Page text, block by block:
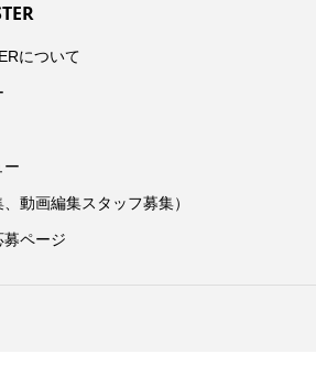
について
ー
動画編集スタッフ募集）
ページ